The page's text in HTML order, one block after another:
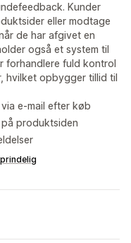
Kunder
eller modtage
de har afgivet en
også et system til
forhandlere fuld kontrol
hvilket opbygger tillid til
e-mail efter køb
på produktsiden